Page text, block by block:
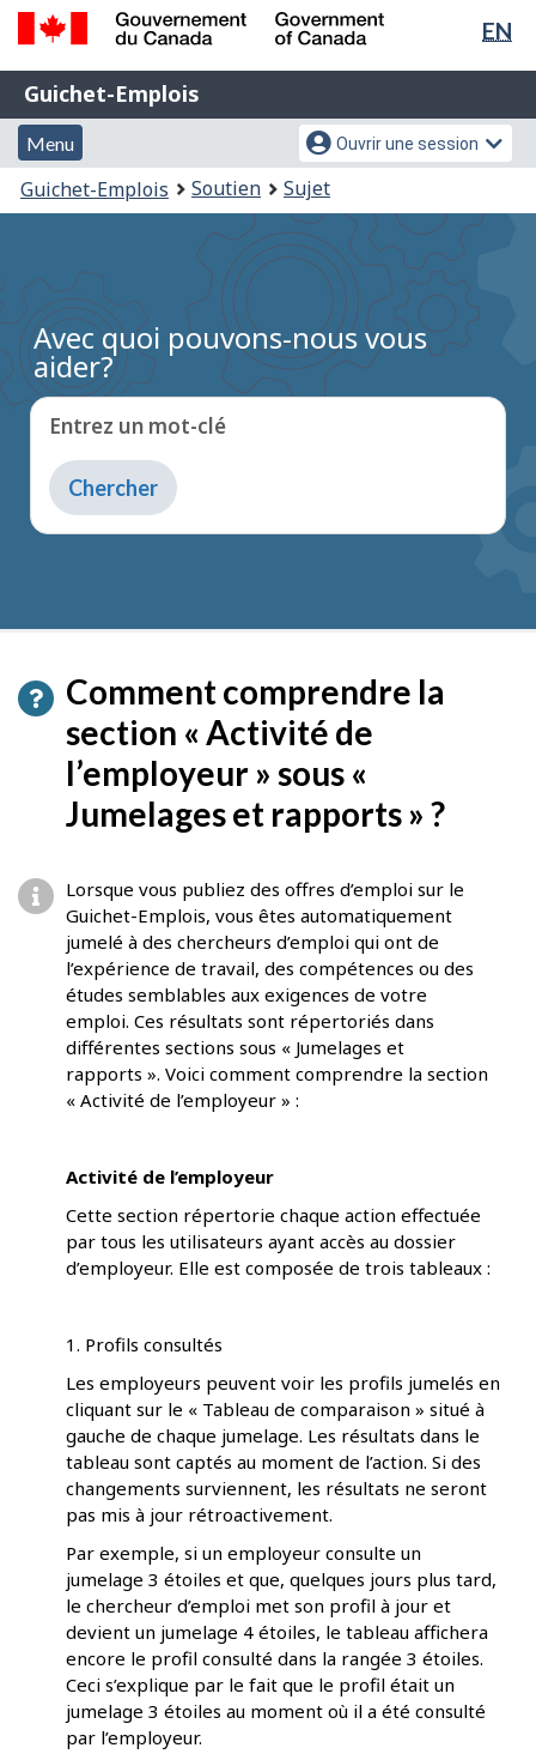
Passer
principal
Passer
version
HTML
simplifiée
de
EN
Gouvernement
du
Canada
Government
of
Guichet-
Emplois
Guichet-Emplois
Menu
et
recherche
Menu
Menu
des
paramètres
compte
Ouvrir une session
Vous
êtes
:
Guichet-Emplois Soutien Sujet
Avec quoi pouvons-nous vous
aider?
Entrez un mot-clé
Entrez
du
texte
Comment comprendre la
section « Activité de
l’employeur » sous «
Jumelages et rapports » ?
Lorsque vous publiez des offres d’emploi sur le
Guichet-Emplois, vous êtes automatiquement
jumelé à des chercheurs d’emploi qui ont de
l’expérience de travail, des compétences ou des
études semblables aux exigences de votre
emploi. Ces résultats sont répertoriés dans
différentes sections sous « Jumelages et
rapports ». Voici comment comprendre la section
« Activité de l’employeur » :
Activité de l’employeur
Cette section répertorie chaque action effectuée
par tous les utilisateurs ayant accès au dossier
d’employeur. Elle est composée de trois tableaux :
1. Profils consultés
Les employeurs peuvent voir les profils jumelés en
cliquant sur le « Tableau de comparaison » situé à
gauche de chaque jumelage. Les résultats dans le
tableau sont captés au moment de l’action. Si des
changements surviennent, les résultats ne seront
pas mis à jour rétroactivement.
Par exemple, si un employeur consulte un
jumelage 3 étoiles et que, quelques jours plus tard,
le chercheur d’emploi met son profil à jour et
devient un jumelage 4 étoiles, le tableau affichera
encore le profil consulté dans la rangée 3 étoiles.
Ceci s’explique par le fait que le profil était un
jumelage 3 étoiles au moment où il a été consulté
par l’employeur.